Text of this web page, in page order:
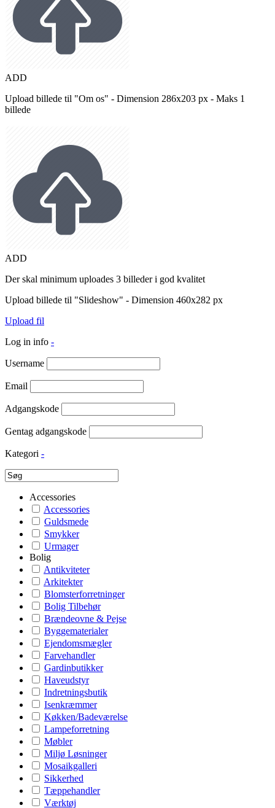
ADD
Upload billede til "Om os" - Dimension 286x203 px - Maks 1
billede
ADD
Der skal minimum uploades 3 billeder i god kvalitet
Upload billede til "Slideshow" - Dimension 460x282 px
Upload fil
Log in info -
Username
Email
Adgangskode
Gentag adgangskode
Kategori -
Accessories
Accessories
Guldsmede
Smykker
Urmager
Bolig
Antikviteter
Arkitekter
Blomsterforretninger
Bolig Tilbehør
Brændeovne & Pejse
Byggematerialer
Ejendomsmægler
Farvehandler
Gardinbutikker
Haveudstyr
Indretningsbutik
Isenkræmmer
Køkken/Badeværelse
Lampeforretning
Møbler
Miljø Løsninger
Mosaikgalleri
Sikkerhed
Tæppehandler
Værktøj